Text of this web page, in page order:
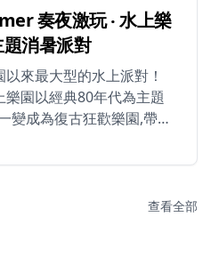
奏夜激玩 ‧ 水上樂
消暑派對
來最大型的水上派對！
變成為復古狂歡樂園,帶來
9時30分 隨著星級駐場DJ查看全部